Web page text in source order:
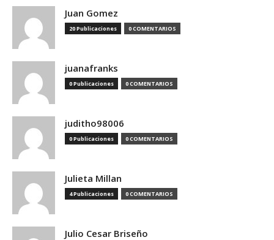
Juan Gomez
20 Publicaciones 0 COMENTARIOS
juanafranks
0 Publicaciones 0 COMENTARIOS
juditho98006
0 Publicaciones 0 COMENTARIOS
Julieta Millan
4 Publicaciones 0 COMENTARIOS
Julio Cesar Briseño